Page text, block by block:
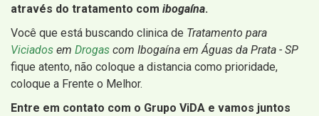
através do tratamento com ibogaína.
Você que está buscando clinica de Tratamento para
Viciados em Drogas com Ibogaína em Águas da Prata - SP
fique atento, não coloque a distancia como prioridade,
coloque a Frente o Melhor.
Entre em contato com o Grupo ViDA e vamos juntos